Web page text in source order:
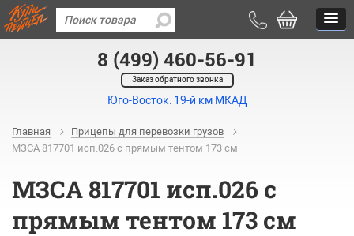
8 (499) 460-56-91
Заказ обратного звонка
Юго-Восток: 19-й км МКАД
Главная
Прицепы для перевозки грузов
МЗСА 817701 исп.026 с прямым тентом 173 см
МЗСА 817701 исп.026 с
прямым тентом 173 см